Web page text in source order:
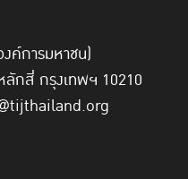
ค์การมหาชน)
กสี่ กรุงเทพฯ 10210